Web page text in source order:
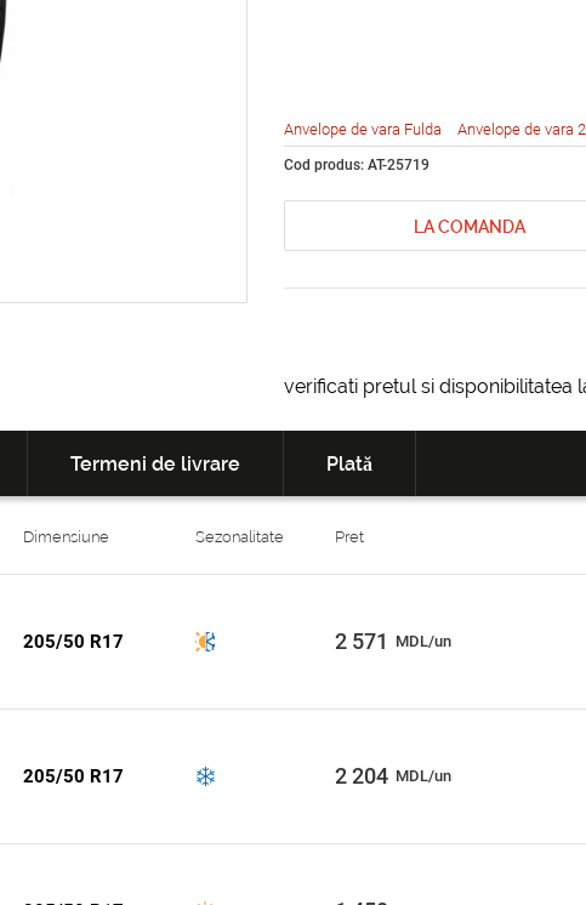
Anvelope de vara Fulda Anvelope de vara
Cod produs: AT-25719
LA COMANDA
verificati pretul si disponibilitatea
Termeni de livrare Plată
Dimensiune Sezonalitate Pret
205/50 R17 2 571 MDL/un
205/50 R17 2 204 MDL/un